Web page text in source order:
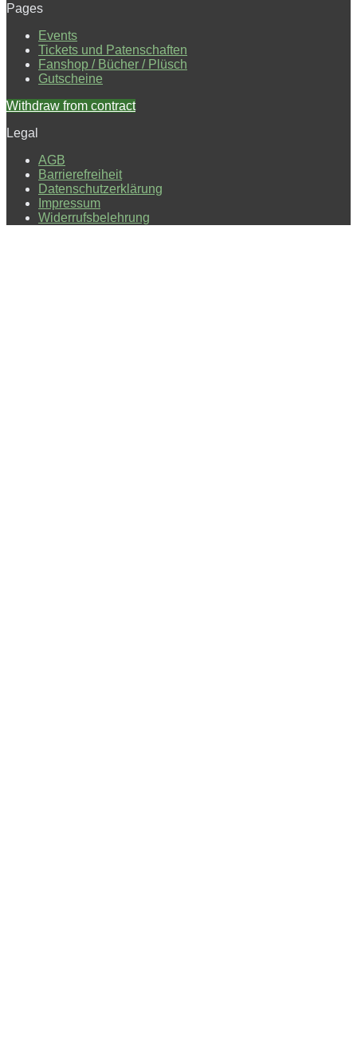
Pages
Events
Tickets und Patenschaften
Fanshop / Bücher / Plüsch
Gutscheine
Withdraw from contract
Legal
AGB
Barrierefreiheit
Datenschutzerklärung
Impressum
Widerrufsbelehrung